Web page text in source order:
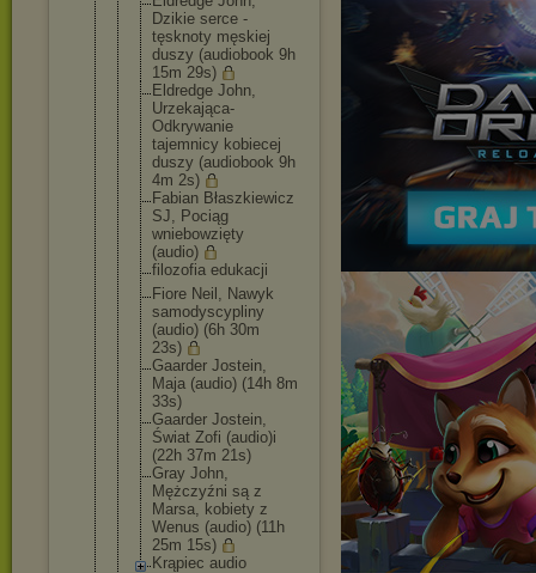
Dzikie serce -
tęsknoty męskiej
duszy (audiobook 9h
15m 29s)
Eldredge John,
Urzekająca-
Odkrywanie
tajemnicy kobiecej
duszy (audiobook 9h
4m 2s)
Fabian Błaszkiewicz
SJ, Pociąg
wniebowzięty
(audio)
filozofia edukacji
Fiore Neil, Nawyk
samodyscypl iny
(audio) (6h 30m
23s)
Gaarder Jostein,
Maja (audio) (14h 8m
33s)
Gaarder Jostein,
Świat Zofi (audio)i
(22h 37m 21s)
Gray John,
Mężczyźni są z
Marsa, kobiety z
Wenus (audio) (11h
25m 15s)
Krąpiec audio